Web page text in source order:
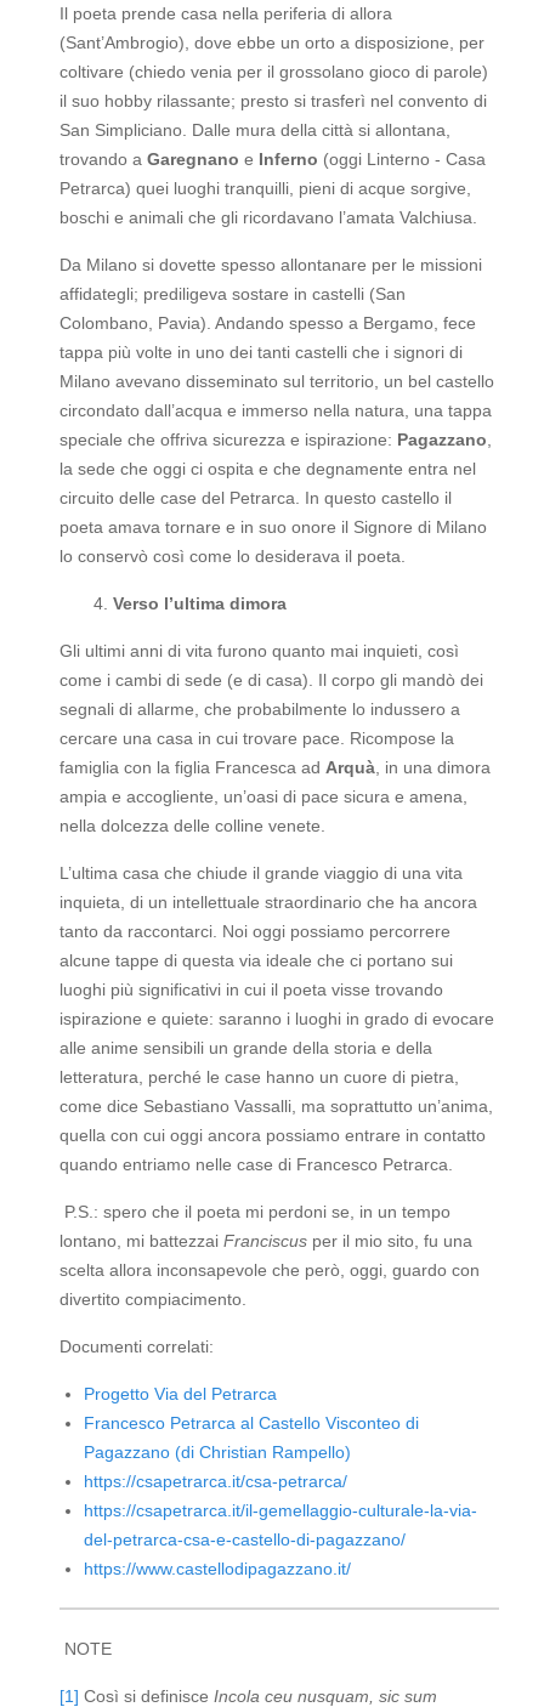
Il poeta prende casa nella periferia di allora
(Sant’Ambrogio), dove ebbe un orto a disposizione, per
coltivare (chiedo venia per il grossolano gioco di parole)
il suo hobby rilassante; presto si trasferì nel convento di
San Simpliciano. Dalle mura della città si allontana,
trovando a Garegnano e Inferno (oggi Linterno - Casa
Petrarca) quei luoghi tranquilli, pieni di acque sorgive,
boschi e animali che gli ricordavano l’amata Valchiusa.
Da Milano si dovette spesso allontanare per le missioni
affidategli; prediligeva sostare in castelli (San
Colombano, Pavia). Andando spesso a Bergamo, fece
tappa più volte in uno dei tanti castelli che i signori di
Milano avevano disseminato sul territorio, un bel castello
circondato dall’acqua e immerso nella natura, una tappa
speciale che offriva sicurezza e ispirazione: Pagazzano
la sede che oggi ci ospita e che degnamente entra nel
circuito delle case del Petrarca. In questo castello il
poeta amava tornare e in suo onore il Signore di Milano
lo conservò così come lo desiderava il poeta.
Verso l’ultima dimora
Gli ultimi anni di vita furono quanto mai inquieti, così
come i cambi di sede (e di casa). Il corpo gli mandò dei
segnali di allarme, che probabilmente lo indussero a
cercare una casa in cui trovare pace. Ricompose la
famiglia con la figlia Francesca ad Arquà , in una dimora
ampia e accogliente, un’oasi di pace sicura e amena,
nella dolcezza delle colline venete.
L’ultima casa che chiude il grande viaggio di una vita
inquieta, di un intellettuale straordinario che ha ancora
tanto da raccontarci. Noi oggi possiamo percorrere
alcune tappe di questa via ideale che ci portano sui
luoghi più significativi in cui il poeta visse trovando
ispirazione e quiete: saranno i luoghi in grado di evocare
alle anime sensibili un grande della storia e della
letteratura, perché le case hanno un cuore di pietra,
come dice Sebastiano Vassalli, ma soprattutto un’anima,
quella con cui oggi ancora possiamo entrare in contatto
quando entriamo nelle case di Francesco Petrarca.
P.S.: spero che il poeta mi perdoni se, in un tempo
lontano, mi battezzai Franciscus per il mio sito, fu una
scelta allora inconsapevole che però, oggi, guardo con
divertito compiacimento.
Documenti correlati:
Progetto Via del Petrarca
Francesco Petrarca al Castello Visconteo di
Pagazzano (di Christian Rampello)
https://csapetrarca.it/csa-petrarca/
https://csapetrarca.it/il-gemellaggio-culturale-la-via-
del-petrarca-csa-e-castello-di-pagazzano/
https://www.castellodipagazzano.it/
NOTE
[1] Così si definisce Incola ceu nusquam, sic sum